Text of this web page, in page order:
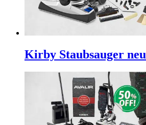
Kirby Staubsauger neu